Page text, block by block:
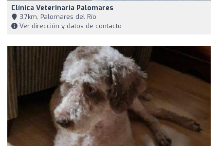
Clínica Veterinaria Palomares
3,7km, Palomares del Río
Ver dirección y datos de contacto